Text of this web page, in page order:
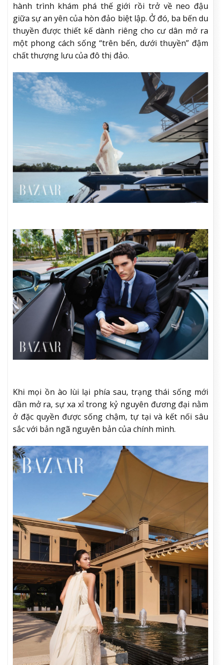
hành trình khám phá thế giới rồi trở về neo đậu
giữa sự an yên của hòn đảo biệt lập. Ở đó, ba bến du
thuyền được thiết kế dành riêng cho cư dân mở ra
một phong cách sống “trên bến, dưới thuyền” đậm
chất thượng lưu của đô thị đảo.
Khi mọi ồn ào lùi lại phía sau, trạng thái sống mới
dần mở ra, sự xa xỉ trong kỷ nguyên đương đại nằm
ở đặc quyền được sống chậm, tự tại và kết nối sâu
sắc với bản ngã nguyên bản của chính mình.